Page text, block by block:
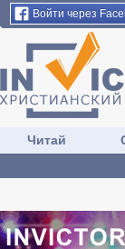
Войти через
Читай